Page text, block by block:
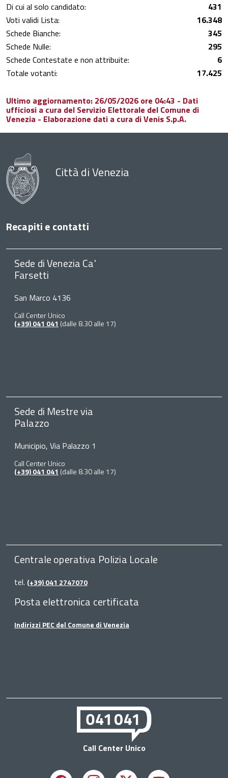
Di cui al solo candidato:
431
Voti validi Lista:
16.348
Schede Bianche:
345
Schede Nulle:
295
Schede Contestate e non attribuite:
6
Totale votanti:
17.425
Ultimo aggiornamento: 26/05/2026 ore 04:43 - Dati
ufficiosi a cura del Servizio Elettorale del Comune di
Venezia - Elaborazione dati a cura di Venis S.p.A.
Città di Venezia
Recapiti e contatti
Sede di Venezia Ca'
Farsetti
San Marco 4136
Call Center Unico
(+39) 041 041 (dalle 8.30 alle 17)
Sede di Mestre via
Palazzo
Municipio, Via Palazzo 1
Call Center Unico
(+39) 041 041 (dalle 8.30 alle 17)
Centrale operativa Polizia Locale
tel. (+39) 041 2747070
Posta elettronica certificata
Indirizzi PEC del Comune di Venezia
Call Center Unico